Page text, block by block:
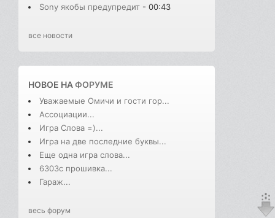
Sony якобы предупредит - 00:43
все новости
НОВОЕ НАФОРУМЕ
Уважаемые Омичи и гости гор...
Ассоциации...
Игра Слова =)...
Игра на две последние буквы...
Еще одна игра слова...
6303с прошивка...
Гараж...
весь форум